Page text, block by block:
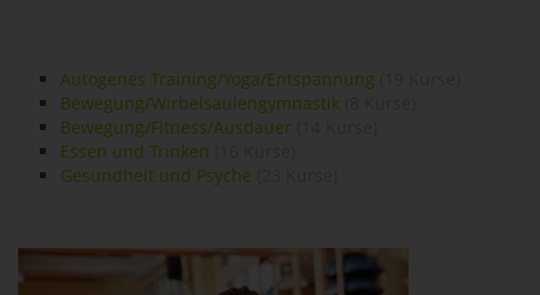
Autogenes Training/Yoga/Entspannung
Bewegung/Wirbelsäulengymnastik
Bewegung/Fitness/Ausdauer
Essen und Trinken
Gesundheit und Psyche